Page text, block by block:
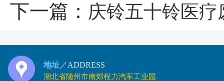
下一篇： 庆铃五十铃医
地址 ／ADDRESS
湖北省随州市南郊程力汽车工业园